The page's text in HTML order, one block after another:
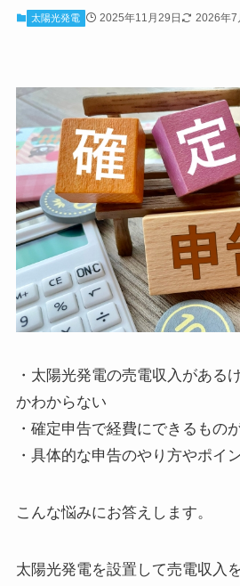
太陽光発電 2025年11月29日 2026年7
・太陽光発電の売電収入がある
かわからない
・確定申告で経費にできるもの
・具体的な申告のやり方やポイ
こんな悩みにお答えします。
太陽光発電を設置して売電収入